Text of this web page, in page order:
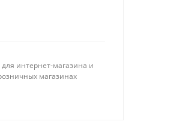
интернет-магазина и
магазинах